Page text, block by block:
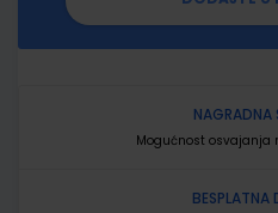
NAGRADNA
Mogućnost osvajanja